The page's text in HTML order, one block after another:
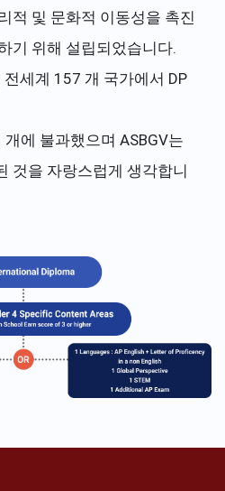
적 및 문화적 이동성을 촉진
기 위해 설립되었습니다.
세계 157 개 국가에서 DP
에 불과했으며 ASBGV는
것을 자랑스럽게 생각합니